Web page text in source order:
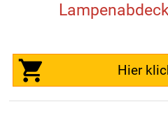
Hier